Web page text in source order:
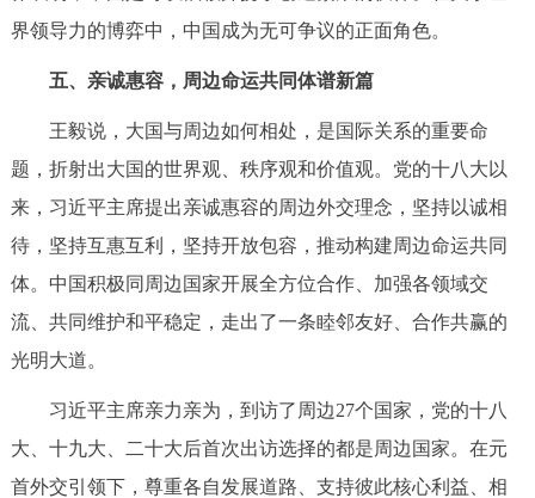
界领导力的博弈中，中国成为无可争议的正面角色。
五、亲诚惠容，周边命运共同体谱新篇
王毅说，大国与周边如何相处，是国际关系的重要命
题，折射出大国的世界观、秩序观和价值观。党的十八大以
来，习近平主席提出亲诚惠容的周边外交理念，坚持以诚相
待，坚持互惠互利，坚持开放包容，推动构建周边命运共同
体。中国积极同周边国家开展全方位合作、加强各领域交
流、共同维护和平稳定，走出了一条睦邻友好、合作共赢的
光明大道。
习近平主席亲力亲为，到访了周边27个国家，党的十八
大、十九大、二十大后首次出访选择的都是周边国家。在元
首外交引领下，尊重各自发展道路、支持彼此核心利益、相